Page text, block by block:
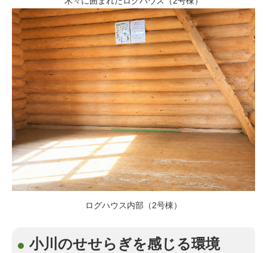
ログハウス内部（2号棟）
小川のせせらぎを感じる環境